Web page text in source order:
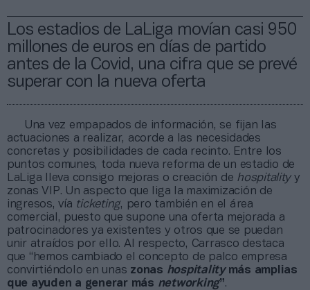
Los estadios de LaLiga movían casi 950
millones de euros en días de partido
antes de la Covid, una cifra que se prevé
superar con la nueva oferta
Una vez empapados de información, se fijan las
actuaciones a realizar, acorde a las necesidades
concretas y posibilidades de cada recinto. Entre los
puntos comunes, toda nueva reforma de un estadio de
LaLiga lleva consigo mejoras o creación de hospitalityy
zonas VIP. Un aspecto que liga la maximización de
ingresos, vía ticketing, pero también en el área
comercial, puesto que supone una oferta mejorada a
patrocinadores ya existentes y otros que se puedan
unir atraídos por ello. Al respecto, Carrasco destaca
que “hemos cambiado el concepto de palco empresa
convirtiéndolo en unas zonas hospitalitymás amplias
que ayuden a generar más networking”.